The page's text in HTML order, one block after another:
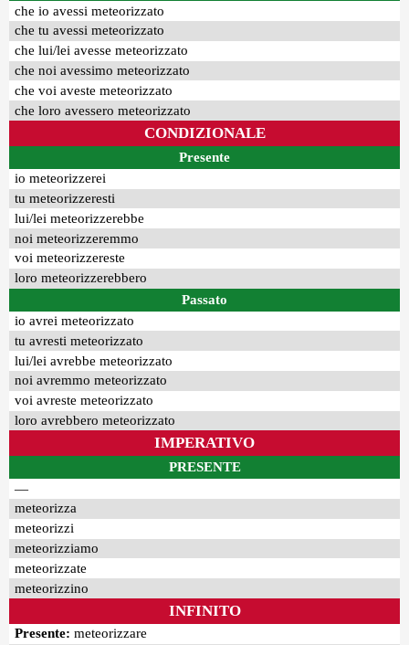
che io avessi meteorizzato
che tu avessi meteorizzato
che lui/lei avesse meteorizzato
che noi avessimo meteorizzato
che voi aveste meteorizzato
che loro avessero meteorizzato
CONDIZIONALE
Presente
io meteorizzerei
tu meteorizzeresti
lui/lei meteorizzerebbe
noi meteorizzeremmo
voi meteorizzereste
loro meteorizzerebbero
Passato
io avrei meteorizzato
tu avresti meteorizzato
lui/lei avrebbe meteorizzato
noi avremmo meteorizzato
voi avreste meteorizzato
loro avrebbero meteorizzato
IMPERATIVO
PRESENTE
—
meteorizza
meteorizzi
meteorizziamo
meteorizzate
meteorizzino
INFINITO
Presente: meteorizzare